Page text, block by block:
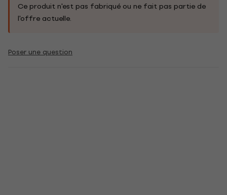
Ce produit n'est pas fabriqué ou ne fait pas partie de
l'offre actuelle.
Poser une question